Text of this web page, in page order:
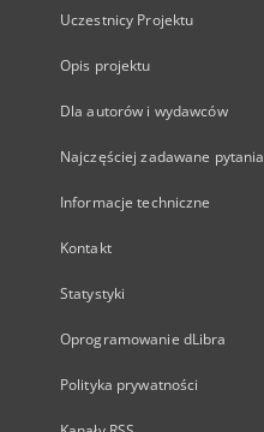
Uczestnicy Projektu
Opis projektu
Dla autorów i wydawców
Najczęściej zadawane pytania
Informacje techniczne
Kontakt
Statystyki
Oprogramowanie dLibra
Polityka prywatności